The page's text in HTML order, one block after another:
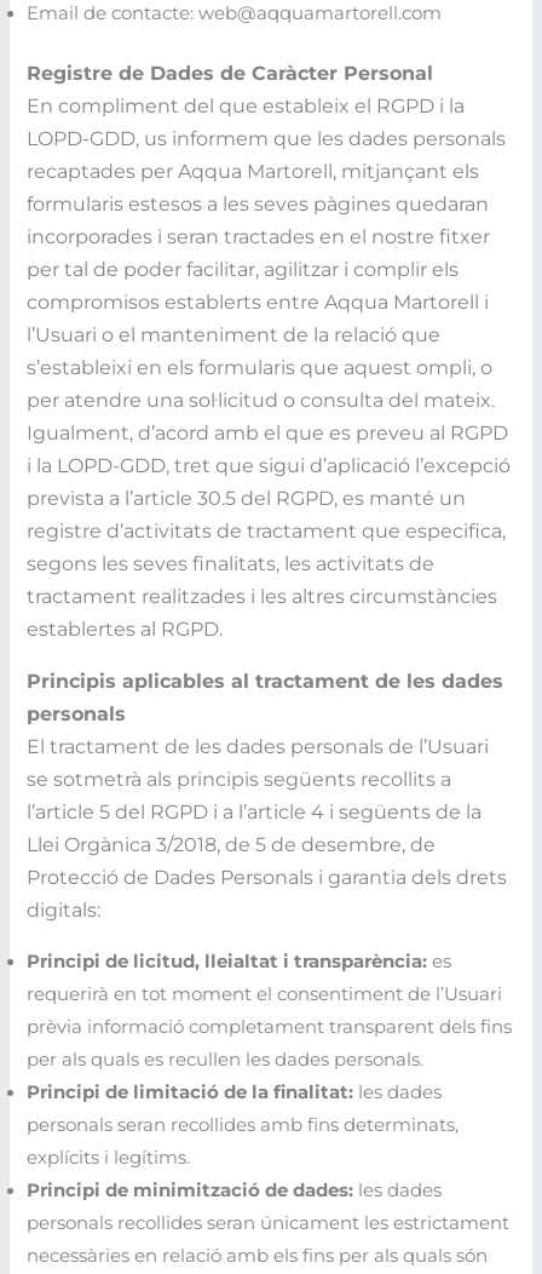
Email de contacte: web@aqquamartorell.com
Registre de Dades de Caràcter Personal
En compliment del que estableix el RGPD i la
LOPD-GDD, us informem que les dades personals
recaptades per Aqqua Martorell, mitjançant els
formularis estesos a les seves pàgines quedaran
incorporades i seran tractades en el nostre fitxer
per tal de poder facilitar, agilitzar i complir els
compromisos establerts entre Aqqua Martorell i
l’Usuari o el manteniment de la relació que
s’estableixi en els formularis que aquest ompli, o
per atendre una sol·licitud o consulta del mateix.
Igualment, d’acord amb el que es preveu al RGPD
i la LOPD-GDD, tret que sigui d’aplicació l’excepció
prevista a l’article 30.5 del RGPD, es manté un
registre d’activitats de tractament que especifica,
segons les seves finalitats, les activitats de
tractament realitzades i les altres circumstàncies
establertes al RGPD.
Principis aplicables al tractament de les dades
personals
El tractament de les dades personals de l’Usuari
se sotmetrà als principis següents recollits a
l’article 5 del RGPD i a l’article 4 i següents de la
Llei Orgànica 3/2018, de 5 de desembre, de
Protecció de Dades Personals i garantia dels drets
digitals:
Principi de licitud, lleialtat i transparència: es
requerirà en tot moment el consentiment de l’Usuari
prèvia informació completament transparent dels fins
per als quals es recullen les dades personals.
Principi de limitació de la finalitat: les dades
personals seran recollides amb fins determinats,
explícits i legítims.
Principi de minimització de dades: les dades
personals recollides seran únicament les estrictament
necessàries en relació amb els fins per als quals són